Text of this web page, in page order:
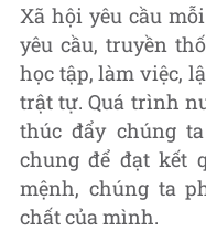
Xã hội yêu cầu
yêu cầu, truyền
học tập, làm việc,
trật tự. Quá trình
thúc đẩy chúng
chung để đạt kết
mệnh, chúng ta
chất của mình.